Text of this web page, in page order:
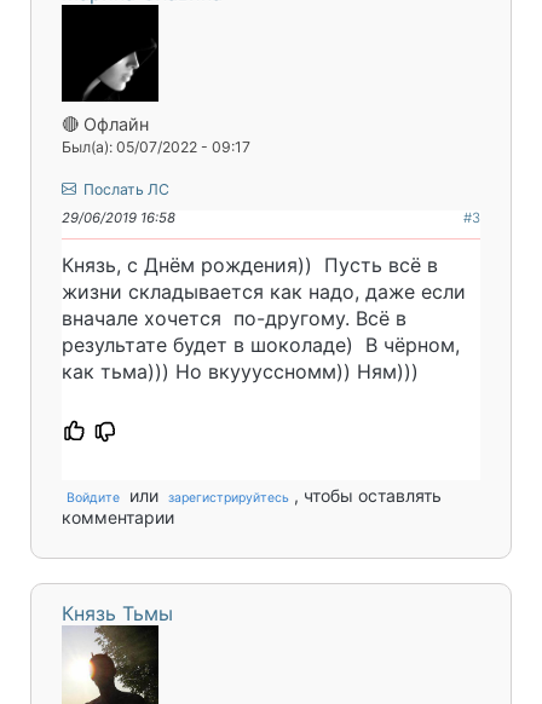
🔴 Офлайн
Был(а): 05/07/2022 - 09:17
Послать ЛС
29/06/2019 16:58 #3
Князь, с Днём рождения)) Пусть всё в
жизни складывается как надо, даже если
вначале хочется по-другому. Всё в
результате будет в шоколаде) В чёрном,
как тьма))) Но вкуууссномм)) Ням)))
Войдите или зарегистрируйтесь , чтобы оставлять
комментарии
Князь Тьмы